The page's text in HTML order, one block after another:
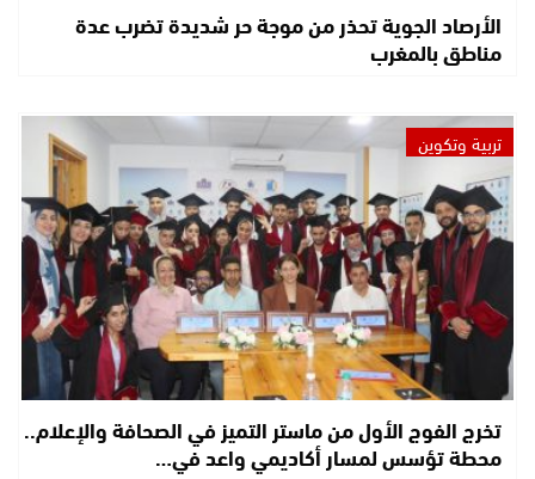
الأرصاد الجوية تحذر من موجة حر شديدة تضرب عدة
مناطق بالمغرب
تربية وتكوين
تخرج الفوج الأول من ماستر التميز في الصحافة والإعلام..
محطة تؤسس لمسار أكاديمي واعد في…